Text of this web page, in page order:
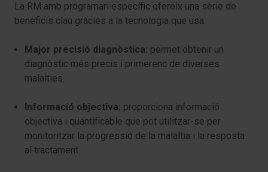
La RM amb programari específic ofereix una sèrie de
beneficis clau gràcies a la tecnologia que usa:
Major precisió diagnòstica: permet obtenir un
diagnòstic més precís i primerenc de diverses
malalties.
Informació objectiva: proporciona informació
objectiva i quantificable que pot utilitzar-se per
monitoritzar la progressió de la malaltia i la resposta
al tractament.